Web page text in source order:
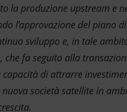
la produzione upstream e
l’approvazione del piano di
sviluppo e, in tale
che fa seguito alla
di attrarre
società satellite in